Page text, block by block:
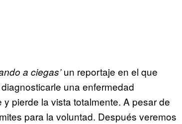
a ciegas’un reportaje en el que
una enfermedad
pierde la vista totalmente. A pesar de
para la voluntad. Después veremos